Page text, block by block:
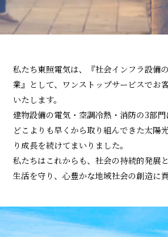
私たち東照電気は、『社会インフラ設備
業』として、 ワンストップサービスでお
いたします。
建物設備の電気・空調冷熱・消防の3部門
どこよりも早くから取り組んできた太陽
り成長を続けてまいりました。
私たちはこれからも、社会の持続的発展
生活を守り、心豊かな地域社会の創造に